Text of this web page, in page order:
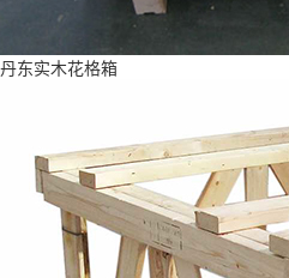
丹东实木花格箱